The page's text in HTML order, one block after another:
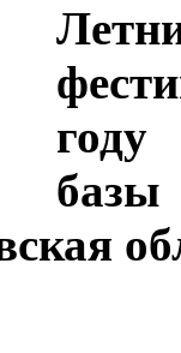
году